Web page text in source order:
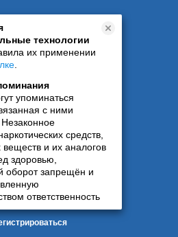
технологии
их применении
упоминаться
с ними
средств,
веществ и их аналогов
здоровью,
оборот запрещён и
ответственность